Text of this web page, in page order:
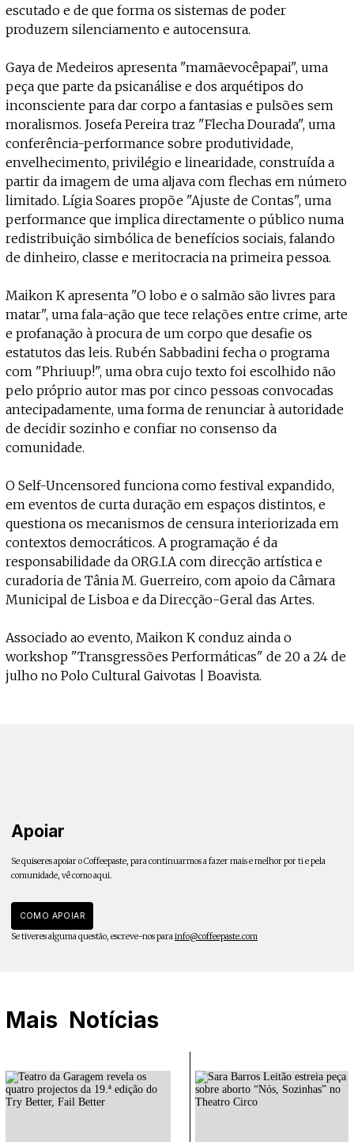
escutado e de que forma os sistemas de poder
produzem silenciamento e autocensura.
Gaya de Medeiros apresenta "mamãevocêpapai", uma
peça que parte da psicanálise e dos arquétipos do
inconsciente para dar corpo a fantasias e pulsões sem
moralismos. Josefa Pereira traz "Flecha Dourada", uma
conferência-performance sobre produtividade,
envelhecimento, privilégio e linearidade, construída a
partir da imagem de uma aljava com flechas em número
limitado. Lígia Soares propõe "Ajuste de Contas", uma
performance que implica directamente o público numa
redistribuição simbólica de benefícios sociais, falando
de dinheiro, classe e meritocracia na primeira pessoa.
Maikon K apresenta "O lobo e o salmão são livres para
matar", uma fala-ação que tece relações entre crime, arte
e profanação à procura de um corpo que desafie os
estatutos das leis. Rubén Sabbadini fecha o programa
com "Phriuup!", uma obra cujo texto foi escolhido não
pelo próprio autor mas por cinco pessoas convocadas
antecipadamente, uma forma de renunciar à autoridade
de decidir sozinho e confiar no consenso da
comunidade.
O Self-Uncensored funciona como festival expandido,
em eventos de curta duração em espaços distintos, e
questiona os mecanismos de censura interiorizada em
contextos democráticos. A programação é da
responsabilidade da ORG.I.A com direcção artística e
curadoria de Tânia M. Guerreiro, com apoio da Câmara
Municipal de Lisboa e da Direcção-Geral das Artes.
Associado ao evento, Maikon K conduz ainda o
workshop "Transgressões Performáticas" de 20 a 24 de
julho no Polo Cultural Gaivotas | Boavista.
Apoiar
Se quiseres apoiar o Coffeepaste, para continuarmos a fazer mais e melhor por ti e pela
comunidade, vê como aqui.
COMO APOIAR
Se tiveres alguma questão, escreve-nos parainfo@coffeepaste.com
Mais Notícias